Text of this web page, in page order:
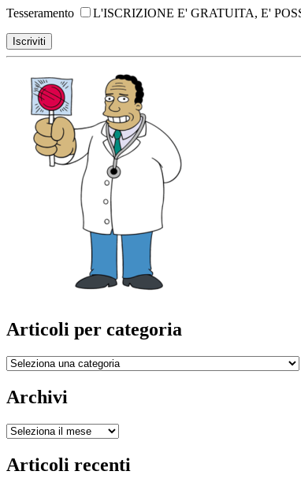
Tesseramento L'ISCRIZIONE E' GRATUITA, E'
Articoli per categoria
Articoli
categoria
Archivi
Archivi
Articoli recenti